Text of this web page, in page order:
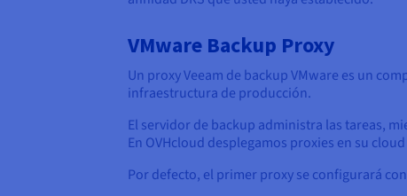
VMware Backup Proxy
Un proxy Veeam de backup VMware es un
infraestructura de producción.
El servidor de backup administra las tareas,
En OVHcloud desplegamos proxies en su
Por defecto, el primer proxy se configurará con